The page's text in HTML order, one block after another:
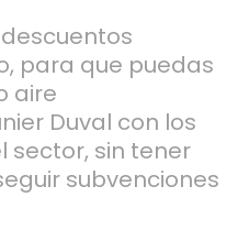
para que puedas
aire
Duval con los
sector, sin tener
subvenciones